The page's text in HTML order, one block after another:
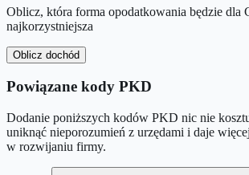
Oblicz, która forma opodatkowania będzie dla
najkorzystniejsza
Oblicz dochód
Powiązane kody PKD
Dodanie poniższych kodów PKD nic nie
uniknąć nieporozumień z urzędami i daje
w rozwijaniu firmy.